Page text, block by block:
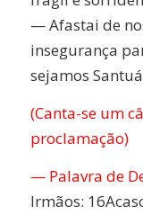
— Afastai de
insegurança
sejamos
(Canta-se um
proclamação)
— Palavra de
Irmãos: